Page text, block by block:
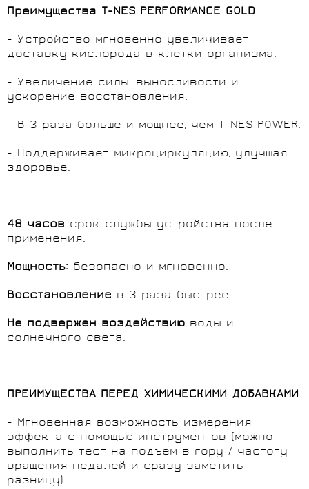
Преимущества T-NES PERFORMANCE GOLD
- Устройство мгновенно увеличивает
доставку кислорода в клетки организма.
- Увеличение силы, выносливости и
ускорение восстановления.
- В 3 раза больше и мощнее, чем T-NES POWER.
- Поддерживает микроциркуляцию, улучшая
здоровье.
48 часов cрок службы устройства после
применения.
Мощность: безопасно и мгновенно.
Восстановление в 3 раза быстрее.
Не подвержен воздействию воды и
солнечного света.
ПРЕИМУЩЕСТВА ПЕРЕД ХИМИЧЕСКИМИ ДОБАВКАМИ
- Мгновенная возможность измерения
эффекта с помощью инструментов (можно
выполнить тест на подъём в гору / частоту
вращения педалей и сразу заметить
разницу).